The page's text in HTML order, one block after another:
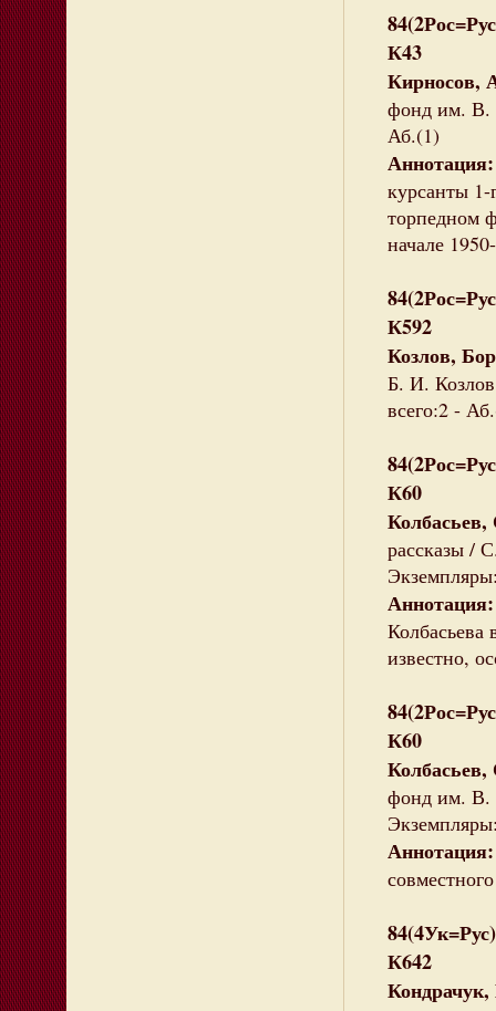
К43
Кирносов,
фонд им. В.
Аб.(1)
курсанты
торпедном
начале
К592
Козлов,
Б. И.
всего:2 -
К60
рассказы /
Колбасьева
известно,
К60
фонд им. В.
К642